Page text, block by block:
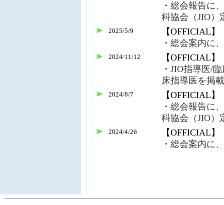
・ 総会報告に
科協会（JIO）
2025/5/9
【OFFICIAL】
・ 総会案内に
2024/11/12
【OFFICIAL】
・ JIO指導医/
床指導医を掲載
2024/8/7
【OFFICIAL】
・ 総会報告に
科協会（JIO）
2024/4/26
【OFFICIAL】
・ 総会案内に
・総会案内に